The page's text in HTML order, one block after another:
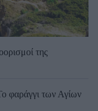
της
φαράγγι των Αγίων